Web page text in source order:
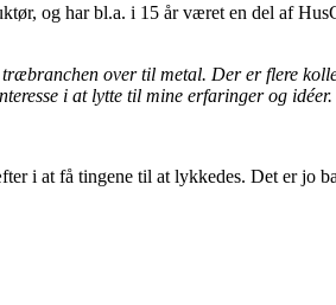
og har bl.a. i 15 år været en del af
over til metal. Der er flere
i at lytte til mine erfaringer og idéer.
i at få tingene til at lykkedes. Det er jo